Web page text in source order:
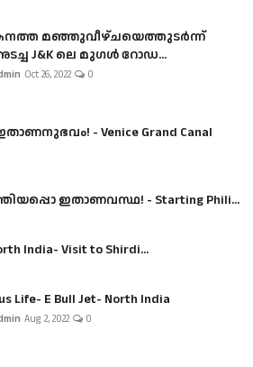
മഞ്ഞുവീഴ്ചയെത്തുടർന്ന്
J&K ലെ മുഗൾ റോഡ...
Oct 26, 2022 0
- Venice Grand Canal
ഇതാണവസ്ഥ! - Starting Phili...
India- Visit to Shirdi...
Life- E Bull Jet- North India
Aug 2, 2022 0